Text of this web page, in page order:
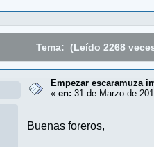
Tema: (Leído 2268
Empezar escaramuza
«en: 31 de Marzo de
Buenas foreros,